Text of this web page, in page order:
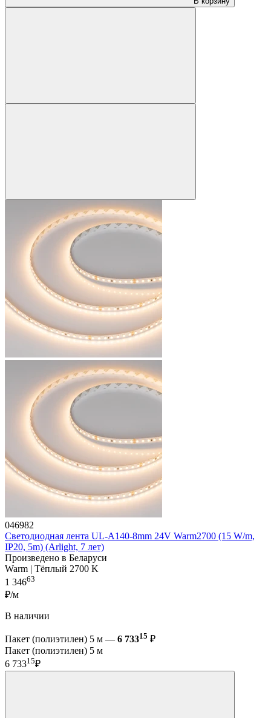
046982
Светодиодная лента UL-A140-8mm 24V Warm2700 (15 W/m,
IP20, 5m) (Arlight, 7 лет)
Произведено в Беларуси
Warm | Тёплый 2700 K
1 34663
₽/м
В наличии
Пакет (полиэтилен) 5 м — 6 73315 ₽
Пакет (полиэтилен) 5 м
6 73315₽